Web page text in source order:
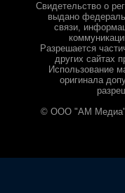
Свидетельство о
выдано
связи,
Разрешается
других сайтах
Использование
оригинала
© ООО "АМ Медиа",